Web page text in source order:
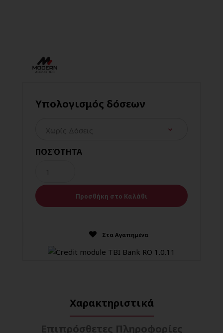
Υπολογισμός δόσεων
ΠΟΣΌΤΗΤΑ
Στα Αγαπημένα
Χαρακτηριστικά
Επιπρόσθετες Πληροφορίες